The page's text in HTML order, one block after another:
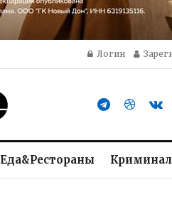
Логин
Еда&Рестораны Криминал